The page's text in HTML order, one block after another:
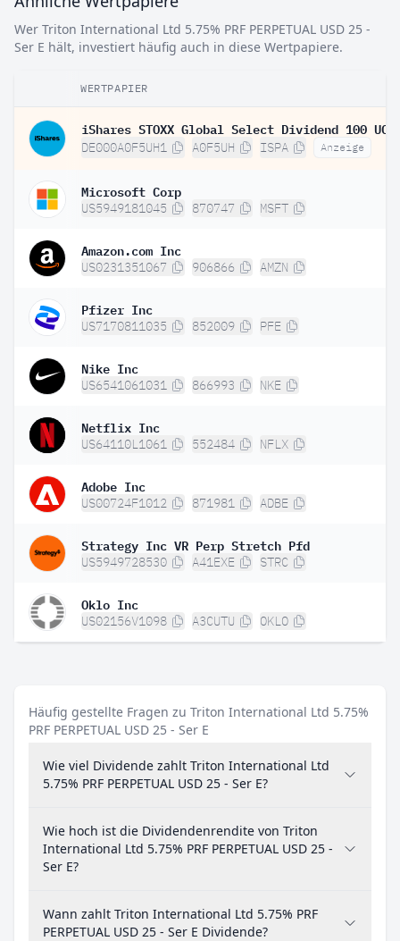
Wer Triton International Ltd 5.75% PRF PERPETUAL USD 25 -
Ser E hält, investiert häufig auch in diese Wertpapiere.
WERTPAPIER
DE000A0F5UH1 A0F5UH ISPA Anzeige
Microsoft Corp
US5949181045 870747 MSFT
Amazon.com Inc
US0231351067 906866 AMZN
Pfizer Inc
US7170811035 852009 PFE
Nike Inc
US6541061031 866993 NKE
Netflix Inc
US64110L1061 552484 NFLX
Adobe Inc
US00724F1012 871981 ADBE
Strategy Inc VR Perp Stretch Pfd
US5949728530 A41EXE STRC
Oklo Inc
US02156V1098 A3CUTU OKLO
Häufig gestellte Fragen zu Triton International Ltd 5.75%
PRF PERPETUAL USD 25 - Ser E
Wie viel Dividende zahlt Triton International Ltd
5.75% PRF PERPETUAL USD 25 - Ser E?
Wie hoch ist die Dividendenrendite von Triton
International Ltd 5.75% PRF PERPETUAL USD 25 -
Ser E?
Wann zahlt Triton International Ltd 5.75% PRF
PERPETUAL USD 25 - Ser E Dividende?